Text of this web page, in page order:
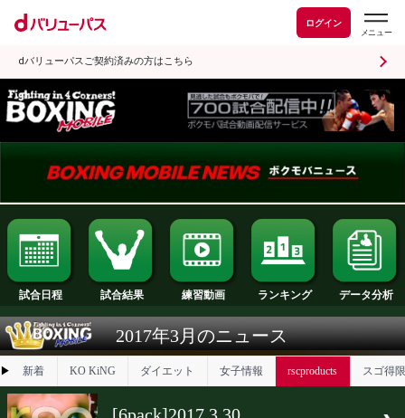
ログイン
dバリューパスご契約済みの方はこちら
試合日程 試合結果 練習動画 ランキング
2017年3月のニュース